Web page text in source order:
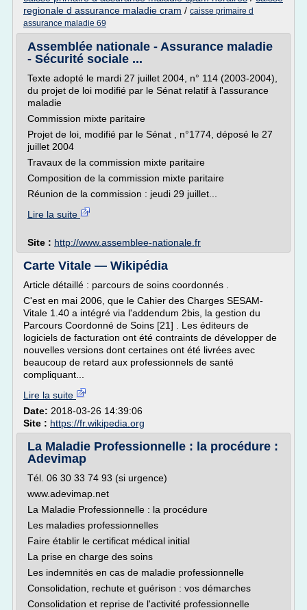
regionale d assurance maladie cram / caisse primaire d
assurance maladie 69
Assemblée nationale - Assurance maladie
- Sécurité sociale ...
Texte adopté le mardi 27 juillet 2004, n° 114 (2003-2004),
du projet de loi modifié par le Sénat relatif à l'assurance
maladie
Commission mixte paritaire
Projet de loi, modifié par le Sénat , n°1774, déposé le 27
juillet 2004
Travaux de la commission mixte paritaire
Composition de la commission mixte paritaire
Réunion de la commission : jeudi 29 juillet...
Lire la suite
Site : http://www.assemblee-nationale.fr
Carte Vitale — Wikipédia
Article détaillé : parcours de soins coordonnés .
C'est en mai 2006, que le Cahier des Charges SESAM-
Vitale 1.40 a intégré via l'addendum 2bis, la gestion du
Parcours Coordonné de Soins [21] . Les éditeurs de
logiciels de facturation ont été contraints de développer de
nouvelles versions dont certaines ont été livrées avec
beaucoup de retard aux professionnels de santé
compliquant...
Lire la suite
Date: 2018-03-26 14:39:06
Site : https://fr.wikipedia.org
La Maladie Professionnelle : la procédure :
Adevimap
Tél. 06 30 33 74 93 (si urgence)
www.adevimap.net
La Maladie Professionnelle : la procédure
Les maladies professionnelles
Faire établir le certificat médical initial
La prise en charge des soins
Les indemnités en cas de maladie professionnelle
Consolidation, rechute et guérison : vos démarches
Consolidation et reprise de l'activité professionnelle